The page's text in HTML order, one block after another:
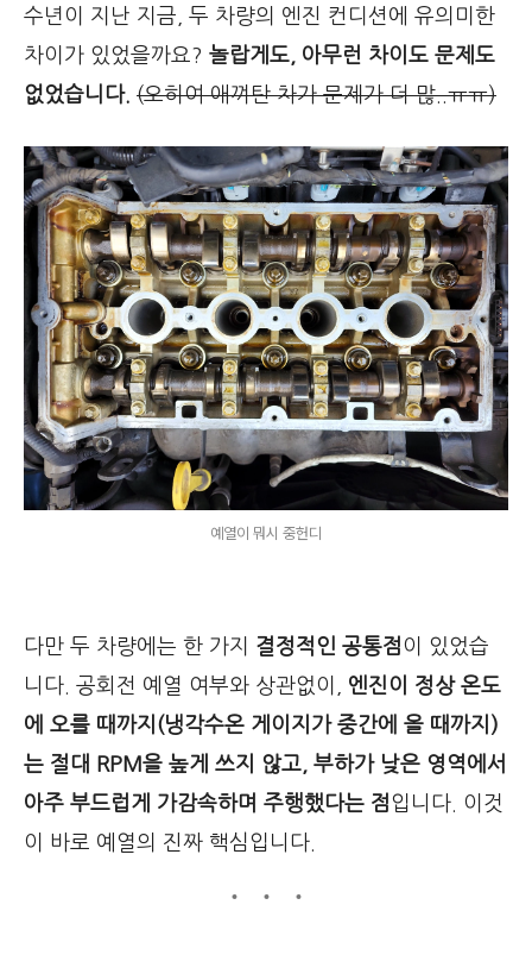
수년이 지난 지금, 두 차량의 엔진 컨디션에 유의미한
차이가 있었을까요? 놀랍게도, 아무런 차이도 문제도
없었습니다. (오히여 애껴탄 차가 문제가 더 많..ㅠㅠ)
예열이 뭐시 중헌디
다만 두 차량에는 한 가지 결정적인 공통점이 있었습
니다. 공회전 예열 여부와 상관없이, 엔진이 정상 온도
에 오를 때까지(냉각수온 게이지가 중간에 올 때까지)
는 절대 RPM을 높게 쓰지 않고, 부하가 낮은 영역에서
아주 부드럽게 가감속하며 주행했다는 점입니다. 이것
이 바로 예열의 진짜 핵심입니다.